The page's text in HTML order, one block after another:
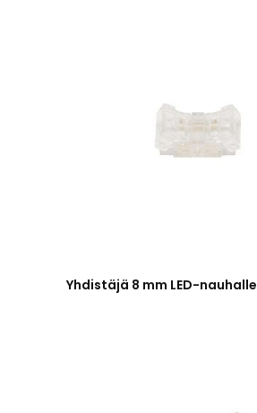
Yhdistäjä 8 mm LED-nauhalle